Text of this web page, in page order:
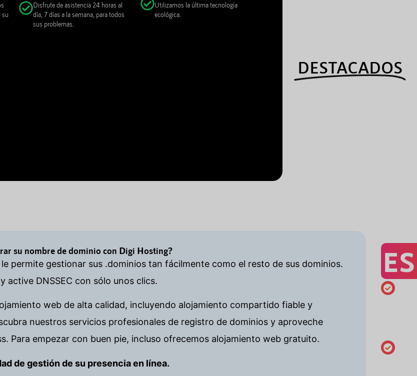
su
Disfrute de asistencia 24 horas al
día, 7 días a la semana, para todos
sus problemas.
Utilizamos la última tecnología
ecológica.
DESTACADOS
su nombre de dominio con Digi Hosting?
permite gestionar sus .dominios tan fácilmente como el resto de sus dominios.
active DNSSEC con sólo unos clics.
web de alta calidad, incluyendo alojamiento compartido fiable y
nuestros servicios profesionales de registro de dominios y aproveche
Para empezar con buen pie, incluso ofrecemos alojamiento web gratuito.
de gestión de su presencia en línea.